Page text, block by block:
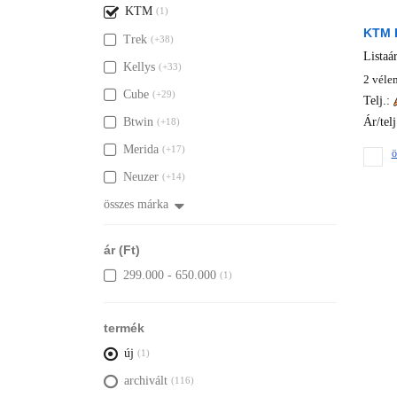
KTM (1)
Trek (+38)
Kellys (+33)
Cube (+29)
Btwin (+18)
Merida (+17)
Neuzer (+14)
összes márka
ár (Ft)
299.000 - 650.000 (1)
termék
új (1)
archivált (116)
KTM
2
Telj.:
Ár/